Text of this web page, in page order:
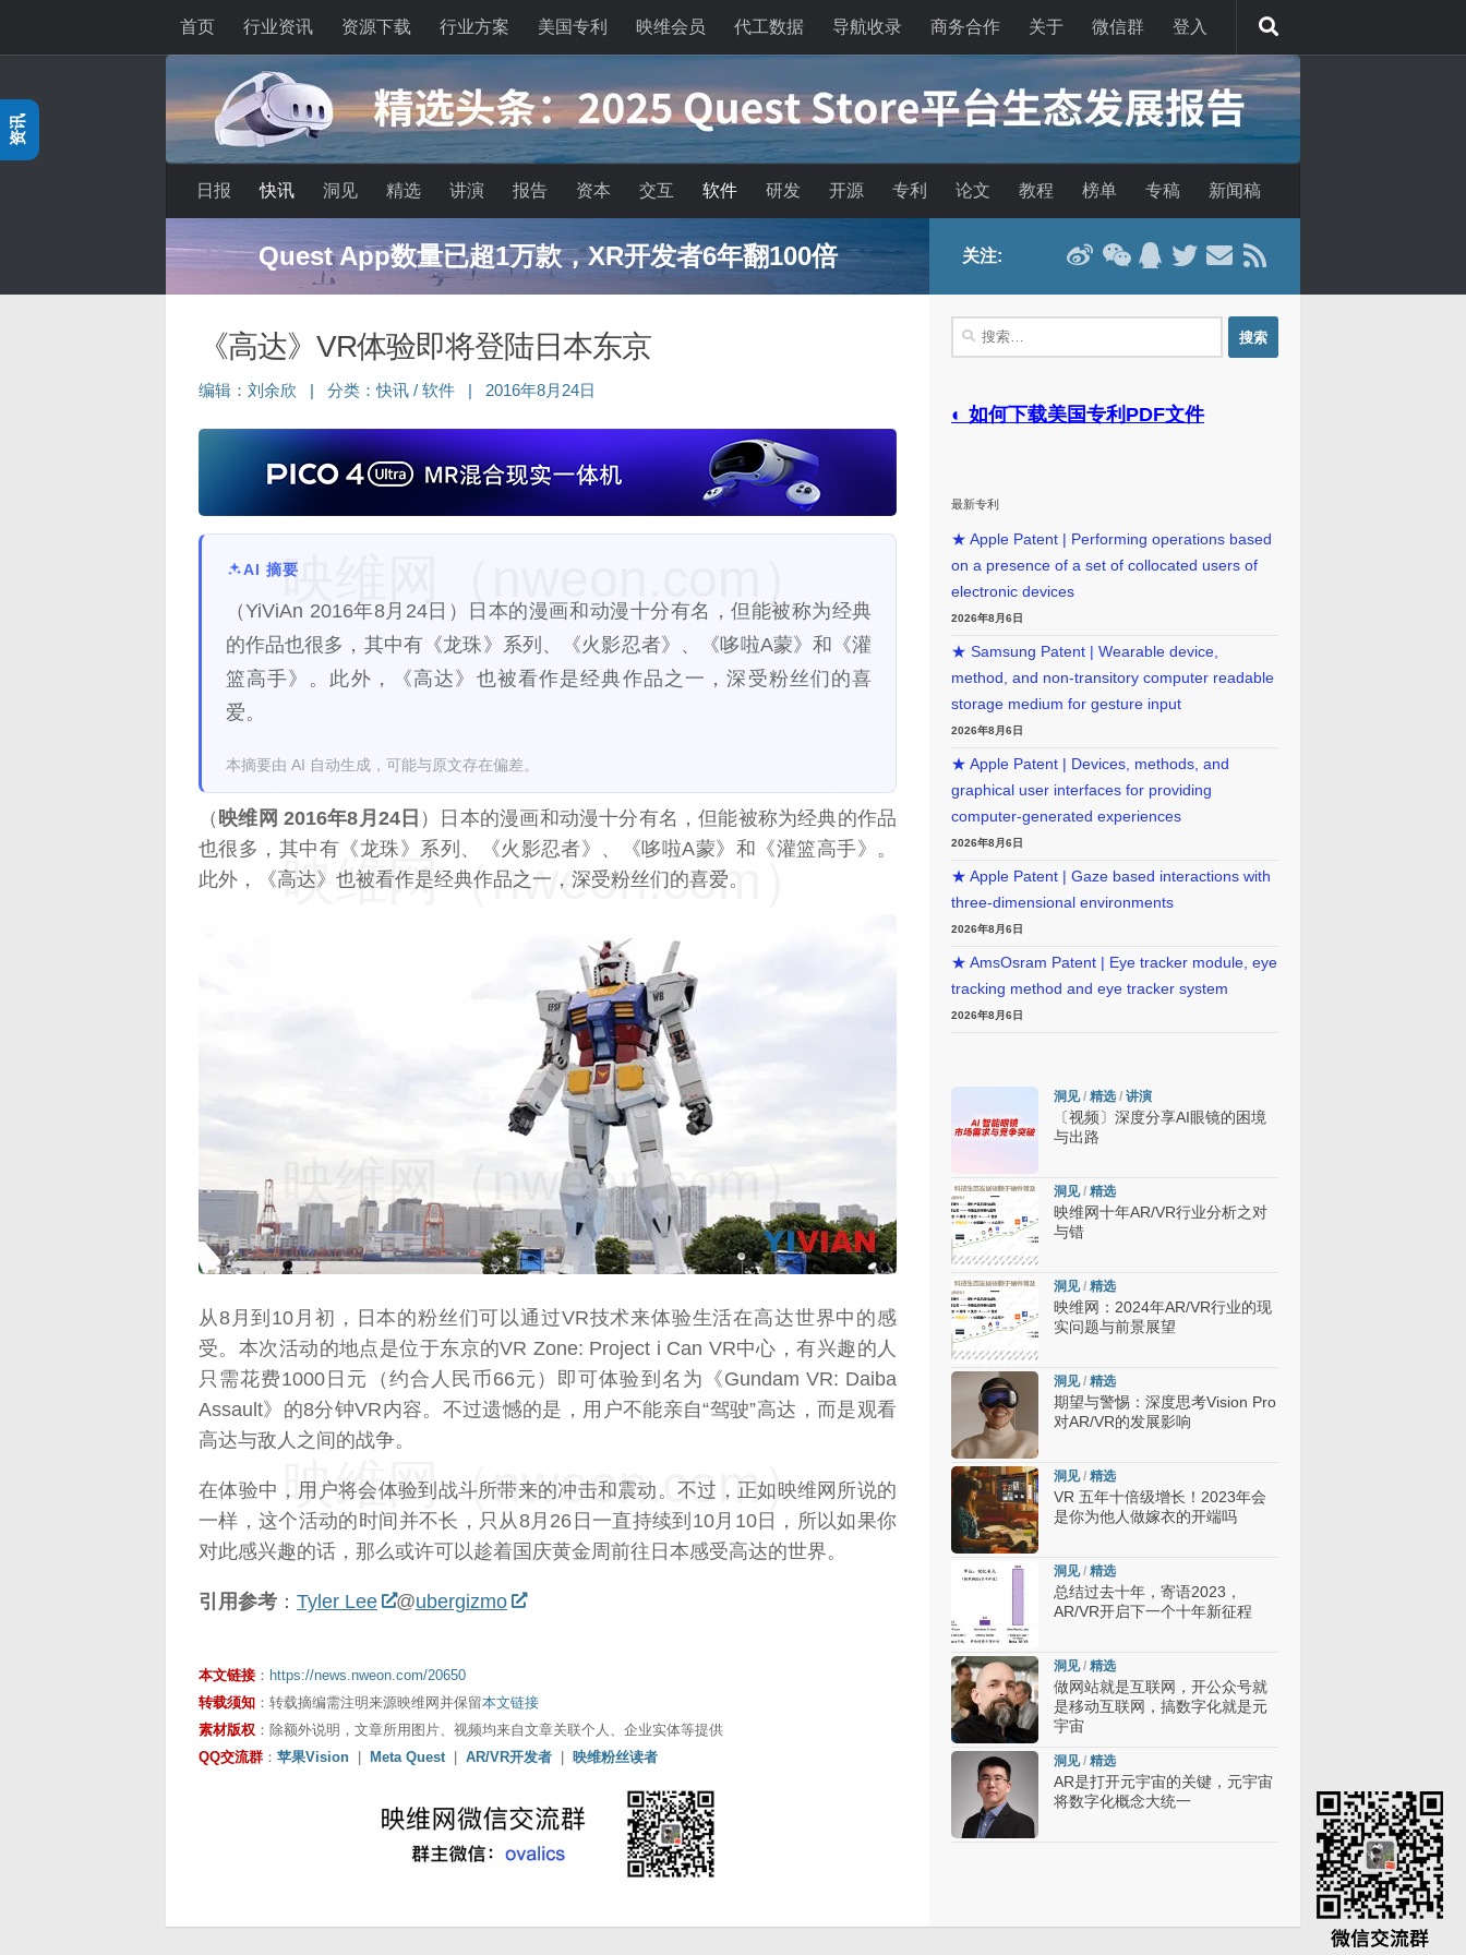
首页 行业资讯 资源下载 行业方案 美国专利 映维会员 代工数据 导航收录 商务合作 关于 微信群 登入
日报 快讯 洞见 精选 讲演 报告 资本 交互 软件 研发 开源 专利 论文 教程 榜单 专稿 新闻稿
Quest App数量已超1万款，XR开发者6年翻100倍
《高达》VR体验即将登陆日本东京
编辑： 刘余欣 分类：快讯 / 软件 2016年8月24日
AI 摘要
（YiViAn 2016年8月24日）日本的漫画和动漫十分有名，但能被称为经典
的作品也很多，其中有《龙珠》系列、《火影忍者》、《哆啦A蒙》和《灌
篮高手》。此外，《高达》也被看作是经典作品之一，深受粉丝们的喜
爱。
本摘要由 AI 自动生成，可能与原文存在偏差。
（ 映维网 2016年8月24日 ）日本的漫画和动漫十分有名，但能被称为经典的作品
也很多，其中有《龙珠》系列、《火影忍者》、《哆啦A蒙》和《灌篮高手》。
此外，《高达》也被看作是经典作品之一，深受粉丝们的喜爱。
从8月到10月初，日本的粉丝们可以通过VR技术来体验生活在高达世界中的感
受。本次活动的地点是位于东京的VR Zone: Project i Can VR中心，有兴趣的人
只需花费1000日元（约合人民币66元）即可体验到名为《Gundam VR: Daiba
Assault》的8分钟VR内容。不过遗憾的是，用户不能亲自“驾驶”高达，而是观看
高达与敌人之间的战争。
在体验中，用户将会体验到战斗所带来的冲击和震动。不过，正如映维网所说的
一样，这个活动的时间并不长，只从8月26日一直持续到10月10日，所以如果你
对此感兴趣的话，那么或许可以趁着国庆黄金周前往日本感受高达的世界。
引用参考 ： Tyler Lee @ubergizmo
映维网（nweon.com）
映维网（nweon.com）
映维网（nweon.com）
映维网（nweon.com）
本文链接 ： https://news.nweon.com/20650
转载须知 ：转载摘编需注明来源映维网并保留本文链接
素材版权 ：除额外说明，文章所用图片、视频均来自文章关联个人、企业实体等提供
QQ交流群 ： 苹果Vision | Meta Quest | AR/VR开发者 | 映维粉丝读者
关注:
搜
索：
◐ 如何下载美国专利PDF文件
最新专利
★ Apple Patent | Performing operations based
on a presence of a set of collocated users of
electronic devices
2026年8月6日
★ Samsung Patent | Wearable device,
method, and non-transitory computer readable
storage medium for gesture input
2026年8月6日
★ Apple Patent | Devices, methods, and
graphical user interfaces for providing
computer-generated experiences
2026年8月6日
★ Apple Patent | Gaze based interactions with
three-dimensional environments
2026年8月6日
★ AmsOsram Patent | Eye tracker module, eye
tracking method and eye tracker system
2026年8月6日
洞见/ 精选 / 讲演
〔视频〕深度分享AI眼镜的困境
与出路
洞见/ 精选
映维网十年AR/VR行业分析之对
与错
洞见/ 精选
映维网：2024年AR/VR行业的现
实问题与前景展望
洞见/ 精选
期望与警惕：深度思考Vision Pro
对AR/VR的发展影响
洞见/ 精选
VR 五年十倍级增长！2023年会
是你为他人做嫁衣的开端吗
洞见/ 精选
总结过去十年，寄语2023，
AR/VR开启下一个十年新征程
洞见/ 精选
做网站就是互联网，开公众号就
是移动互联网，搞数字化就是元
宇宙
洞见/ 精选
AR是打开元宇宙的关键，元宇宙
将数字化概念大统一
资讯